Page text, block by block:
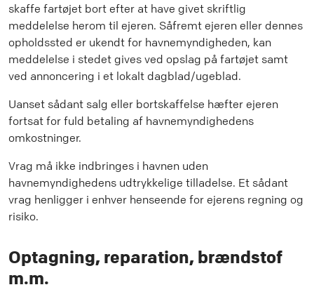
skaffe fartøjet bort efter at have givet skriftlig
meddelelse herom til ejeren. Såfremt ejeren eller dennes
opholdssted er ukendt for havnemyndigheden, kan
meddelelse i stedet gives ved opslag på fartøjet samt
ved annoncering i et lokalt dagblad/ugeblad.
Uanset sådant salg eller bortskaffelse hæfter ejeren
fortsat for fuld betaling af havnemyndighedens
omkostninger.
Vrag må ikke indbringes i havnen uden
havnemyndighedens udtrykkelige tilladelse. Et sådant
vrag henligger i enhver henseende for ejerens regning og
risiko.
Optagning, reparation, brændstof
m.m.